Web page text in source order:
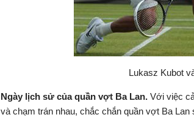
Lukasz Kubot
Ngày lịch sử của quần vợt Ba Lan. Với việc
và chạm trán nhau, chắc chắn quần vợt Ba